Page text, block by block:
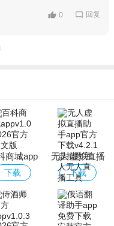
0 回复
商城app
下载
无人虚拟直播
助手app官方
下载